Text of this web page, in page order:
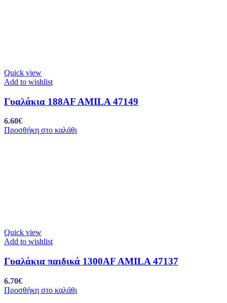
Quick view
Add to wishlist
Γυαλάκια 188AF AMILA 47149
6.60€
Προσθήκη στο καλάθι
Quick view
Add to wishlist
Γυαλάκια παιδικά 1300AF AMILA 47137
6.70€
Προσθήκη στο καλάθι